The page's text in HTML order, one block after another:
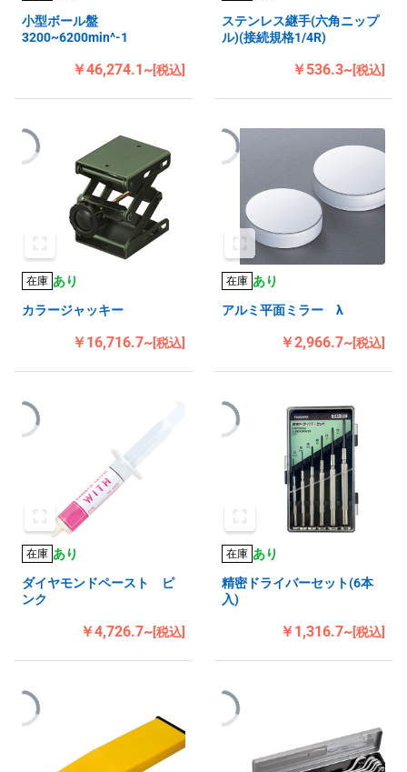
小型ボール盤
3200~6200min^-1
￥46,274.1~[税込]
ステンレス継手(六角ニップ
ル)(接続規格1/4R)
￥536.3~[税込]
在庫 あり
カラージャッキー
￥16,716.7~[税込]
在庫 あり
アルミ平面ミラー λ
￥2,966.7~[税込]
在庫 あり
ダイヤモンドペースト ピ
ンク
￥4,726.7~[税込]
在庫 あり
精密ドライバーセット(6本
入)
￥1,316.7~[税込]